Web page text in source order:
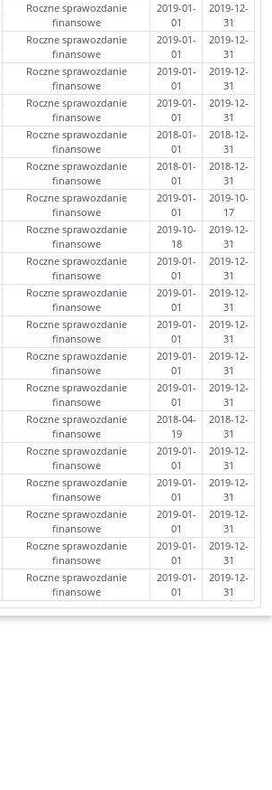
Roczne sprawozdanie
finansowe
2019-01-
01
2019-12-
31
Roczne sprawozdanie
finansowe
2019-01-
01
2019-12-
31
Roczne sprawozdanie
finansowe
2019-01-
01
2019-12-
31
Roczne sprawozdanie
finansowe
2019-01-
01
2019-12-
31
Roczne sprawozdanie
finansowe
2018-01-
01
2018-12-
31
Roczne sprawozdanie
finansowe
2018-01-
01
2018-12-
31
Roczne sprawozdanie
finansowe
2019-01-
01
2019-10-
17
Roczne sprawozdanie
finansowe
2019-10-
18
2019-12-
31
Roczne sprawozdanie
finansowe
2019-01-
01
2019-12-
31
Roczne sprawozdanie
finansowe
2019-01-
01
2019-12-
31
Roczne sprawozdanie
finansowe
2019-01-
01
2019-12-
31
Roczne sprawozdanie
finansowe
2019-01-
01
2019-12-
31
Roczne sprawozdanie
finansowe
2019-01-
01
2019-12-
31
Roczne sprawozdanie
finansowe
2018-04-
19
2018-12-
31
Roczne sprawozdanie
finansowe
2019-01-
01
2019-12-
31
Roczne sprawozdanie
finansowe
2019-01-
01
2019-12-
31
Roczne sprawozdanie
finansowe
2019-01-
01
2019-12-
31
Roczne sprawozdanie
finansowe
2019-01-
01
2019-12-
31
Roczne sprawozdanie
finansowe
2019-01-
01
2019-12-
31